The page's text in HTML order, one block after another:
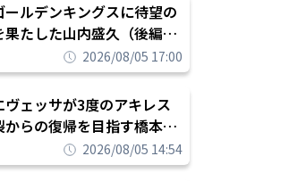
ールデンキングスに待望の
果たした山内盛久（後編）
のウチナーンチュとしてみ
誇りに思えるチームにして
2026/08/05 17:00
ヴェッサが3度のアキレス
からの復帰を目指す橋本拓
約を締結「もう一度コート
たい」
2026/08/05 14:54